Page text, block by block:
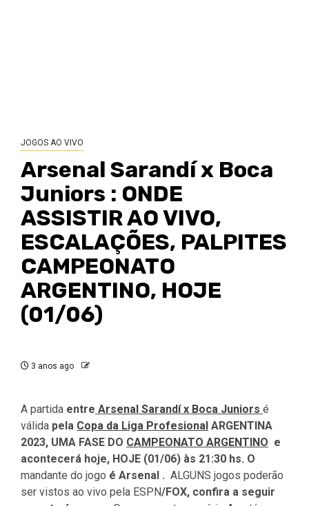
JOGOS AO VIVO
Arsenal Sarandí x Boca
Juniors : ONDE
ASSISTIR AO VIVO,
ESCALAÇÕES, PALPITES
CAMPEONATO
ARGENTINO, HOJE
(01/06)
3 anos ago
A partida entre Arsenal Sarandí x Boca Juniors é
válida pela Copa da Liga Profesional ARGENTINA
2023, UMA FASE DO CAMPEONATO ARGENTINO e
acontecerá hoje, HOJE (01/06) às 21:30 hs. O
mandante do jogo é Arsenal . ALGUNS jogos poderão
ser vistos ao vivo pela ESPN/FOX, confira a seguir